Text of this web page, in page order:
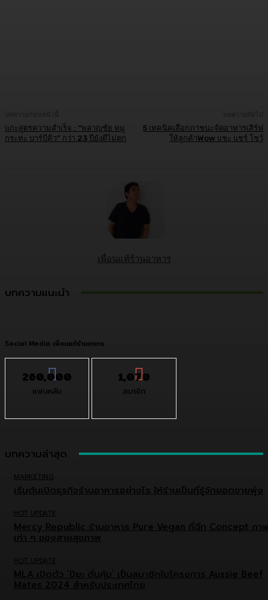
บทความก่อนหน้านี้
แกะสูตรความสำเร็จ : “พลาญชัย หมู
กระทะ บาร์บีคิว” กว่า 23 ปียังดีไม่ตก
5 เทคนิคเลือกภาชนะจัดอาหารเสิร์ฟ
ให้ลูกค้าWow แชะ แชร์ โชว์
เพื่อนแท้ร้านอาหาร
บทความแนะนำ
Social Media เพื่อนแท้ร้านอาหาร
260,000
แฟนคลับ
1,070
สมาชิก
บทความล่าสุด
MARKETING
เริ่มต้นเปิดธุรกิจร้านอาหารอย่างไร ให้ร้านเป็นที่รู้จักยอดขายพุ่ง
HOT UPDATE
Mercy Republic ร้านอาหาร Pure Vegan ที่ฉีก Concept ภา
เก่า ๆ ของสายสุขภาพ
HOT UPDATE